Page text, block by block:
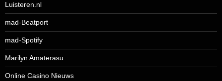
Luisteren.nl
mad-Beatport
mad-Spotify
Marilyn Amaterasu
Online Casino Nieuws